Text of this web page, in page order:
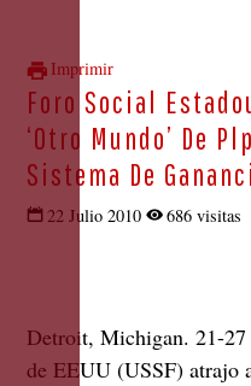
Imprimir
Foro Social
‘Otro Mundo’ De
Sistema De
22 Julio 2010 686 visitas
Detroit, Michigan. 21-
de EEUU (USSF) atrajo